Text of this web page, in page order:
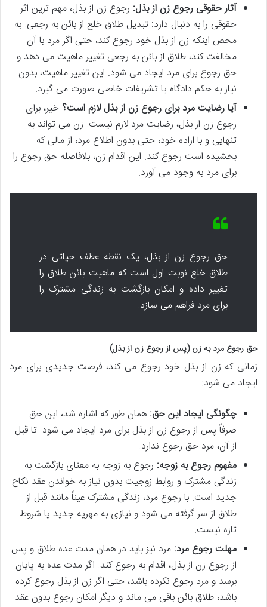
آثار حقوقی رجوع زن از بذل: رجوع زن از بذل، مهم ترین اثر
حقوقی را به دنبال دارد: تبدیل طلاق خلع از بائن به رجعی. به
محض اینکه زن از بذل خود رجوع کند، حتی اگر مرد با آن
مخالفت کند، طلاق از بائن به رجعی تغییر ماهیت می دهد و
حق رجوع برای مرد ایجاد می شود. این تغییر ماهیت، بدون
نیاز به حکم دادگاه یا تشریفات خاصی صورت می گیرد.
آیا رضایت مرد برای رجوع زن از بذل لازم است؟ خیر، برای
رجوع زن از بذل، رضایت مرد لازم نیست. زن می تواند به
تنهایی و با اراده خود، حتی بدون اطلاع مرد، از مالی که
بخشیده است رجوع کند. این اقدام زن، بلافاصله حق رجوع را
برای مرد به وجود می آورد.
حق رجوع زن از بذل، یک نقطه عطف حیاتی در
طلاق خلع نوبت اول است که ماهیت بائن طلاق را
تغییر داده و امکان بازگشت به زندگی مشترک را
برای مرد فراهم می سازد.
حق رجوع مرد به زن (پس از رجوع زن از بذل)
زمانی که زن از بذل خود رجوع می کند، فرصت جدیدی برای مرد
ایجاد می شود:
چگونگی ایجاد این حق: همان طور که اشاره شد، این حق
صرفاً پس از رجوع زن از بذل برای مرد ایجاد می شود. تا قبل
از آن، مرد حق رجوع ندارد.
مفهوم رجوع به زوجه: رجوع به زوجه به معنای بازگشت به
زندگی مشترک و روابط زوجیت بدون نیاز به خواندن عقد نکاح
جدید است. با رجوع مرد، زندگی مشترک عیناً مانند قبل از
طلاق از سر گرفته می شود و نیازی به مهریه جدید یا شروط
تازه نیست.
مهلت رجوع مرد: مرد نیز باید در همان مدت عده طلاق و پس
از رجوع زن از بذل، اقدام به رجوع کند. اگر مدت عده به پایان
برسد و مرد رجوع نکرده باشد، حتی اگر زن از بذل رجوع کرده
باشد، طلاق بائن باقی می ماند و دیگر امکان رجوع بدون عقد